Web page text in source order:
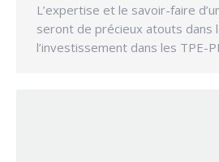
L’expertise et le savoir-faire
seront de précieux atouts dans
l’investissement dans les TPE-